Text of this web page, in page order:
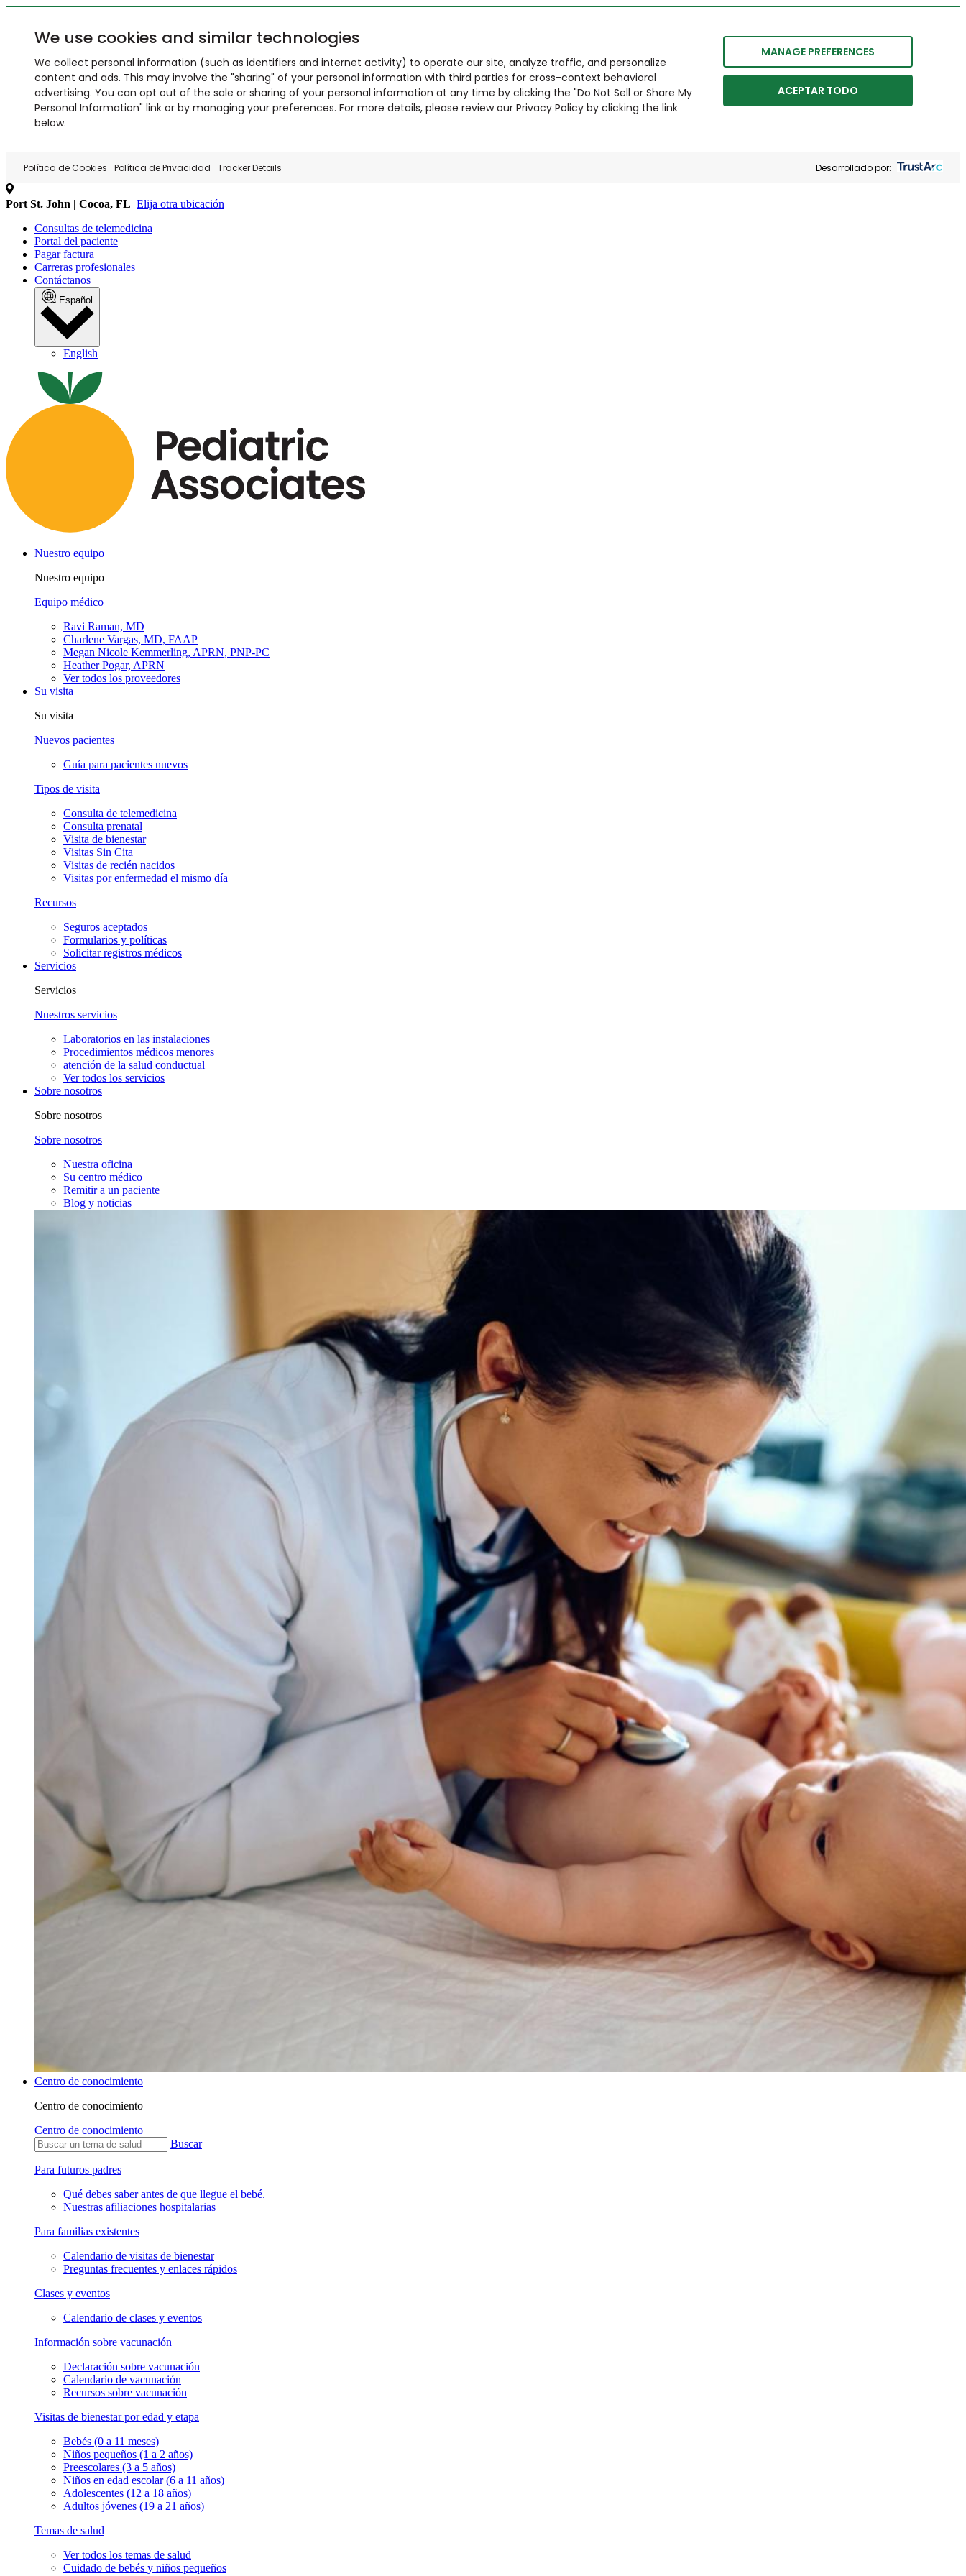
We use cookies and similar technologies
We collect personal information (such as identifiers and internet activity) to operate our site, analyze traffic, and personalize
content and ads. This may involve the "sharing" of your personal information with third parties for cross-context behavioral
advertising. You can opt out of the sale or sharing of your personal information at any time by clicking the "Do Not Sell or Share My
Personal Information" link or by managing your preferences. For more details, please review our Privacy Policy by clicking the link
below.
MANAGE PREFERENCES
ACEPTAR TODO
Política de Cookies Política de Privacidad Tracker Details Desarrollado por:
Port St. John | Cocoa, FL Elija otra ubicación
Consultas de telemedicina
Portal del paciente
Pagar factura
Carreras profesionales
Contáctanos
Español
English
Nuestro equipo
Nuestro equipo
Equipo médico
Ravi Raman, MD
Charlene Vargas, MD, FAAP
Megan Nicole Kemmerling, APRN, PNP-PC
Heather Pogar, APRN
Ver todos los proveedores
Su visita
Su visita
Nuevos pacientes
Guía para pacientes nuevos
Tipos de visita
Consulta de telemedicina
Consulta prenatal
Visita de bienestar
Visitas Sin Cita
Visitas de recién nacidos
Visitas por enfermedad el mismo día
Recursos
Seguros aceptados
Formularios y políticas
Solicitar registros médicos
Servicios
Servicios
Nuestros servicios
Laboratorios en las instalaciones
Procedimientos médicos menores
atención de la salud conductual
Ver todos los servicios
Sobre nosotros
Sobre nosotros
Sobre nosotros
Nuestra oficina
Su centro médico
Remitir a un paciente
Blog y noticias
Centro de conocimiento
Centro de conocimiento
Centro de conocimiento
Buscar
Para futuros padres
Qué debes saber antes de que llegue el bebé.
Nuestras afiliaciones hospitalarias
Para familias existentes
Calendario de visitas de bienestar
Preguntas frecuentes y enlaces rápidos
Clases y eventos
Calendario de clases y eventos
Información sobre vacunación
Declaración sobre vacunación
Calendario de vacunación
Recursos sobre vacunación
Visitas de bienestar por edad y etapa
Bebés (0 a 11 meses)
Niños pequeños (1 a 2 años)
Preescolares (3 a 5 años)
Niños en edad escolar (6 a 11 años)
Adolescentes (12 a 18 años)
Adultos jóvenes (19 a 21 años)
Temas de salud
Ver todos los temas de salud
Cuidado de bebés y niños pequeños